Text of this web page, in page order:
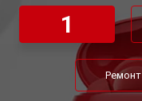
1
Ремонт